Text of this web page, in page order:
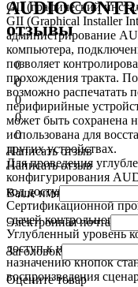
GII (графический
GII (Graphical Installer
администрирование
компьютера,
позволяет
прохождения тракта.
возможно распечатать
перифирийные
может быть сохранена
использована для
других устройствах.
Для проведения
конфигурирования
код доступа Expert
Сертификационной
сдачей контрольного
Углубленный уровень
доступ к настройкам
назначению кнопок
воспроизведения
отзывы
0
0
0
0
0
Написать отзыв
Написать отзыв
Ваше имя
Электронная почта
Заголовок
Оцените товар